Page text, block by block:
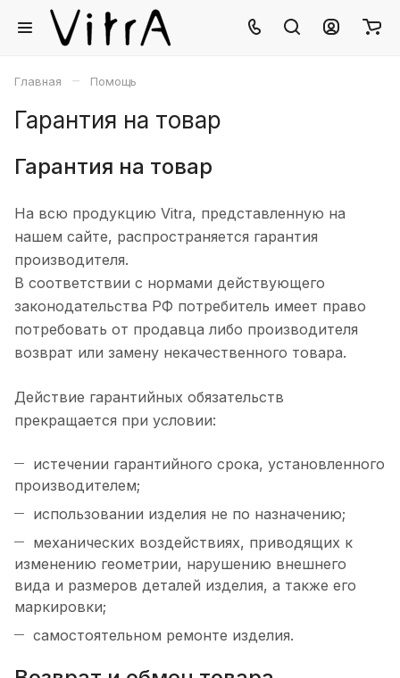
Главная – Помощь
Гарантия на товар
Гарантия на товар
На всю продукцию Vitra, представленную на
нашем сайте, распространяется гарантия
производителя.
В соответствии с нормами действующего
законодательства РФ потребитель имеет право
потребовать от продавца либо производителя
возврат или замену некачественного товара.
Действие гарантийных обязательств
прекращается при условии:
истечении гарантийного срока, установленного
производителем;
использовании изделия не по назначению;
механических воздействиях, приводящих к
изменению геометрии, нарушению внешнего
вида и размеров деталей изделия, а также его
маркировки;
самостоятельном ремонте изделия.